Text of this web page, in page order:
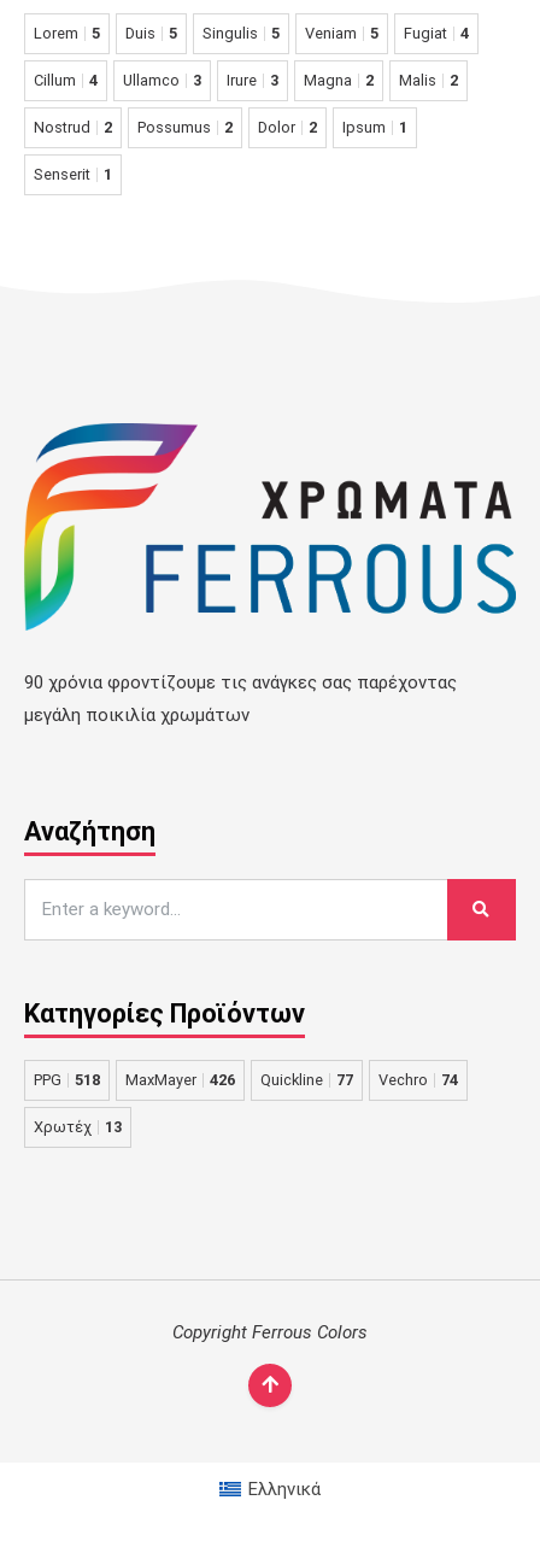
Lorem 5 Duis 5 Singulis 5 Veniam 5 Fugiat 4
Cillum 4 Ullamco 3 Irure 3 Magna 2 Malis 2
Nostrud 2 Possumus 2 Dolor 2 Ipsum 1
Senserit 1
90 χρόνια φροντίζουμε τις ανάγκες σας παρέχοντας
μεγάλη ποικιλία χρωμάτων
Αναζήτηση
Κατηγορίες Προϊόντων
PPG 518 MaxMayer 426 Quickline 77 Vechro 74
Χρωτέχ 13
Copyright Ferrous Colors
Ελληνικά